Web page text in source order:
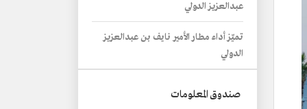
عبدالعزيز الدولي
تميّز أداء مطار الأمير نايف بن عبدالعزيز
الدولي
صندوق المعلومات